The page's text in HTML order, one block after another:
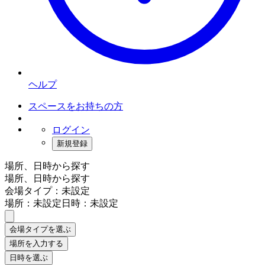
ヘルプ
スペースをお持ちの方
ログイン
新規登録
場所、日時から探す
場所、日時から探す
会場タイプ：未設定
場所：未設定日時：未設定
会場タイプを選ぶ
場所を入力する
日時を選ぶ